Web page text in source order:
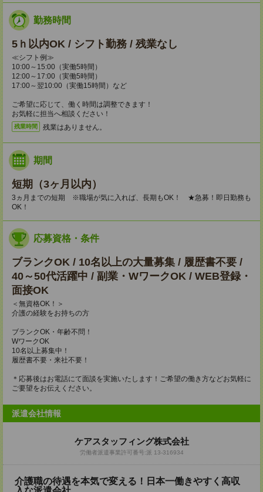
勤務時間
5ｈ以内OK / シフト勤務 / 残業なし
≪シフト例≫
10:00～15:00（実働5時間）
12:00～17:00（実働5時間）
17:00～翌10:00（実働15時間）など
ご希望に応じて、働く時間は調整できます！
お気軽に担当へ相談ください！
残業時間 残業はありません。
期間
短期（3ヶ月以内）
3ヵ月までの短期 ※職場が気に入れば、長期もOK！ ★急募！即日勤務も
OK！
応募資格・条件
ブランクOK / 10名以上の大量募集 / 履歴書不要 /
40～50代活躍中 / 副業・WワークOK / WEB登録・
面接OK
＜無資格OK！＞
介護の経験をお持ちの方
ブランクOK・年齢不問！
WワークOK
10名以上募集中！
履歴書不要・来社不要！
＊応募後はお電話にて面談を実施いたします！ご希望の働き方などお気軽に
ご要望をお伝えください。
派遣会社情報
ケアスタッフィング株式会社
労働者派遣事業許可番号:派 13-316934
介護職の待遇を本気で変える！日本一働きやすく高収